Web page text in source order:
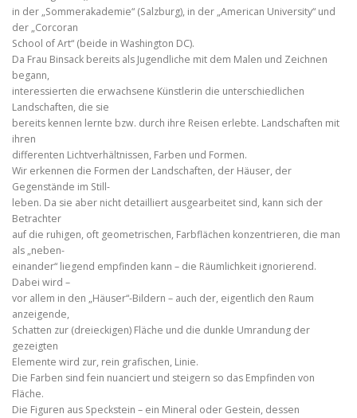
in der „Sommerakademie“ (Salzburg), in der „American University“ und
der „Corcoran
School of Art“ (beide in Washington DC).
Da Frau Binsack bereits als Jugendliche mit dem Malen und Zeichnen
begann,
interessierten die erwachsene Künstlerin die unterschiedlichen
Landschaften, die sie
bereits kennen lernte bzw. durch ihre Reisen erlebte. Landschaften mit
ihren
differenten Lichtverhältnissen, Farben und Formen.
Wir erkennen die Formen der Landschaften, der Häuser, der
Gegenstände im Still-
leben. Da sie aber nicht detailliert ausgearbeitet sind, kann sich der
Betrachter
auf die ruhigen, oft geometrischen, Farbflächen konzentrieren, die man
als „neben-
einander“ liegend empfinden kann – die Räumlichkeit ignorierend.
Dabei wird –
vor allem in den „Häuser“-Bildern – auch der, eigentlich den Raum
anzeigende,
Schatten zur (dreieckigen) Fläche und die dunkle Umrandung der
gezeigten
Elemente wird zur, rein grafischen, Linie.
Die Farben sind fein nuanciert und steigern so das Empfinden von
Fläche.
Die Figuren aus Speckstein – ein Mineral oder Gestein, dessen